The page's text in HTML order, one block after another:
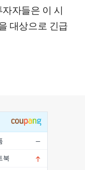
자들은 이 시
대상으로 긴급